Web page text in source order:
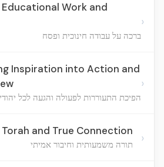
Work and
ברכה על עבודה חינוכית ופסח
›
Inspiration into Action and
הפיכת התעוררות לפעולה והגעה לכל יהודי
›
and True Connection
תורה משמעותית וחיבור אמיתי ›